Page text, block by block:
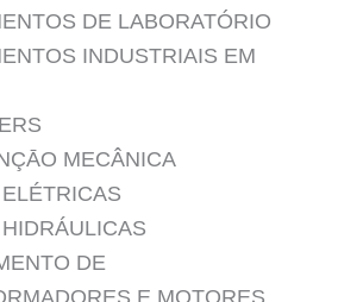
DE LABORATÓRIO
INDUSTRIAIS EM
MECÂNICA
DE
E MOTORES